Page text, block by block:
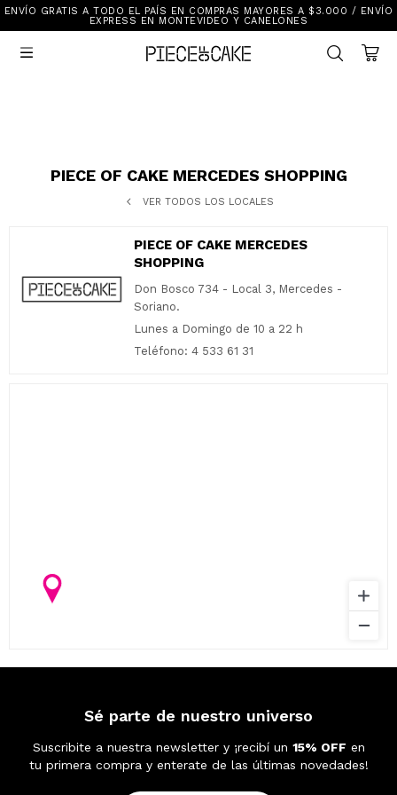
ENVÍO GRATIS A TODO EL PAÍS EN COMPRAS MAYORES A $3.000 / ENVÍO
EXPRESS EN MONTEVIDEO Y CANELONES

PIECE OF CAKE MERCEDES SHOPPING
VER TODOS LOS LOCALES
PIECE OF CAKE MERCEDES
SHOPPING
Don Bosco 734 - Local 3, Mercedes -
Soriano.
Lunes a Domingo de 10 a 22 h
Teléfono: 4 533 61 31
Sé parte de nuestro universo
Suscribite a nuestra newsletter y ¡recibí un 15% OFF en
tu primera compra y enterate de las últimas novedades!
Sale
New In
Tiendas
Ver Todo
Vestimenta